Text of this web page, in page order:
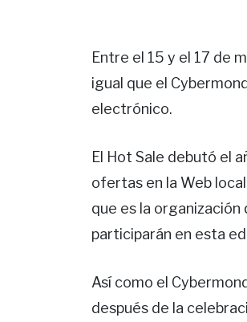
Entre el 15 y el 17 de
igual que el
electrónico.
El Hot Sale debutó el
ofertas en la Web
que es la
participarán en esta
Así como el
después de la